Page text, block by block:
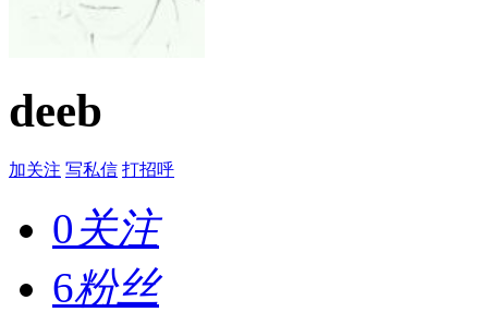
deeb
加关注 写私信 打招呼
0关注
6粉丝